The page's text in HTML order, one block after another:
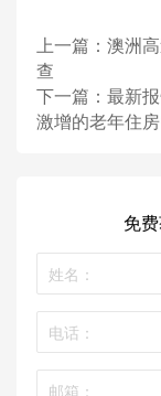
上一篇： 澳洲
查
下一篇： 最新
激增的老年住
免